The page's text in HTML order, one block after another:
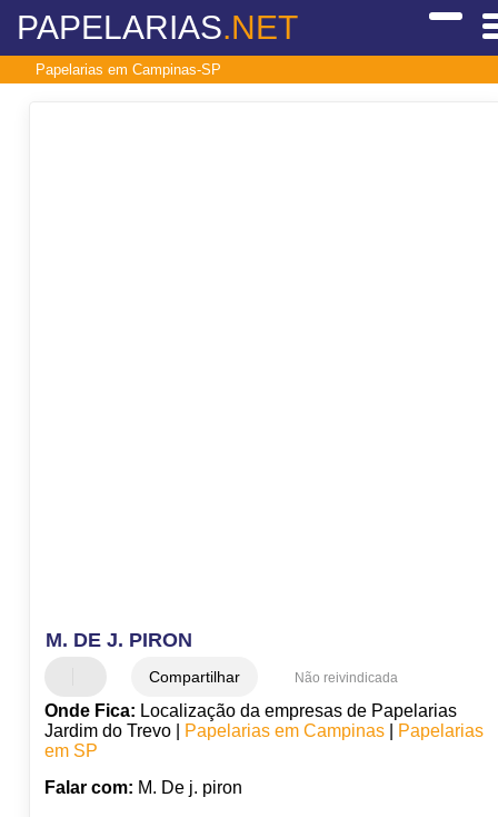
PAPELARIAS.NET
Papelarias em Campinas-SP
M. DE J. PIRON
Compartilhar Não reivindicada
Onde Fica: Localização da empresas de Papelarias
Jardim do Trevo |
Papelarias em Campinas|
Papelarias
em SP
Falar com: M. De j. piron